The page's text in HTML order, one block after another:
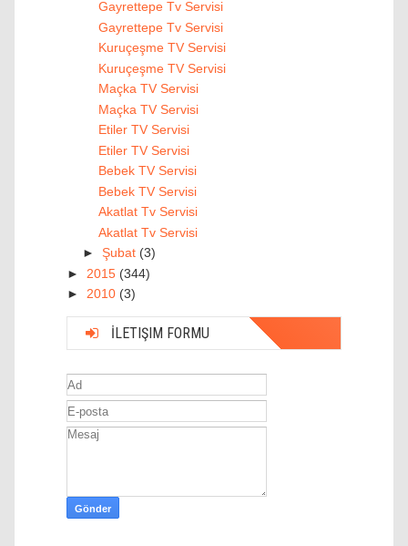
Gayrettepe Tv Servisi
Gayrettepe Tv Servisi
Kuruçeşme TV Servisi
Kuruçeşme TV Servisi
Maçka TV Servisi
Maçka TV Servisi
Etiler TV Servisi
Etiler TV Servisi
Bebek TV Servisi
Bebek TV Servisi
Akatlat Tv Servisi
Akatlat Tv Servisi
► Şubat (3)
► 2015 (344)
► 2010 (3)
İLETIŞIM FORMU